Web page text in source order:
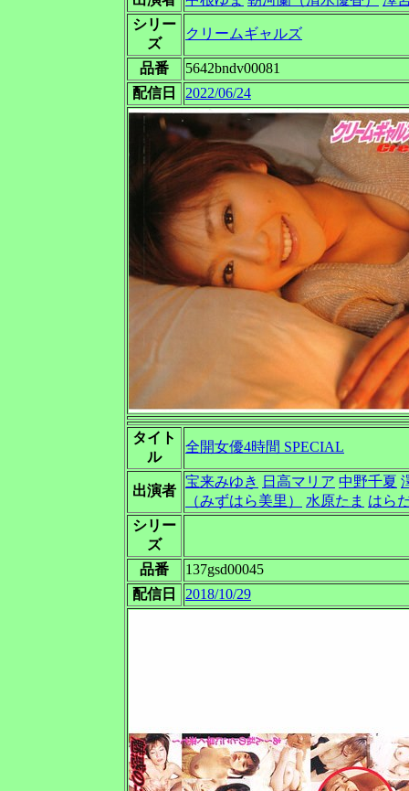
シリー
ズ
クリームギャルズ
品番
5642bndv00081
配信日
2022/06/24
タイト
ル
全開女優4時間 SPECIAL
出演者
宝来みゆき 日高マリア 中野千夏
（みずはら美里）
水原たま はら
シリー
ズ
品番
137gsd00045
配信日
2018/10/29